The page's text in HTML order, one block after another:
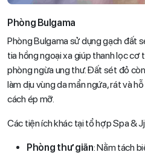
Phòng Bulgama
Phòng Bulgama sử dụng gạch đất
tia hồng ngoại xa giúp thanh lọc cơ
phòng ngừa ung thư. Đất sét đỏ
làm dịu vùng da mẩn ngứa, rát và
cách ép mỡ.
Các tiện ích khác tại tổ hợp Spa &
Phòng thư giãn: Nằm tách